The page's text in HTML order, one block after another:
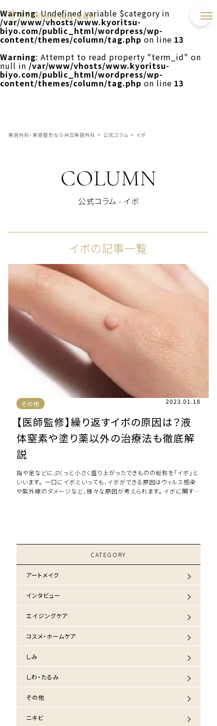
Warning: Undefined variable $category in
/var/www/vhosts/www.kyoritsu-
biyo.com/public_html/wordpress/wp-
content/themes/column/tag.php on line 13
Warning: Attempt to read property "term_id" on
null in /var/www/vhosts/www.kyoritsu-
biyo.com/public_html/wordpress/wp-
content/themes/column/tag.php on line 13
美容外科・美容整形なら共立美容外科 > 公式コラム > イボ
COLUMN
公式コラム - イボ
イボの記事一覧
その他 2023.01.18
【医師監修】繰り返すイボの原因は？液
体窒素や塗り薬以外の治療法も徹底解
説
指や足などにぷくっと小さく盛り上がったできものの総称を「イボ」と
いいます。 一口にイボといっても、イボができる原因はウィルス感染
や紫外線のダメージなど、様々な原因が考えられます。 イボに関する
CATEGORY
アートメイク
インタビュー
エイジングケア
コスメ・ホームケア
しみ
しわ・たるみ
その他
ニキビ